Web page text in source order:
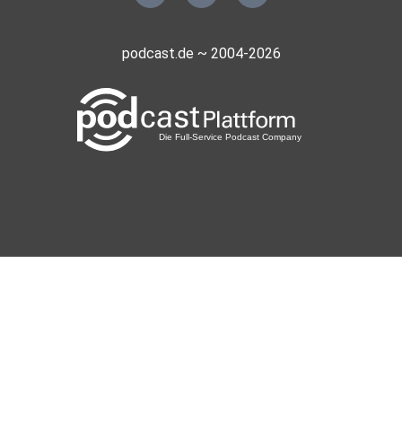
podcast.de ~ 2004-2026